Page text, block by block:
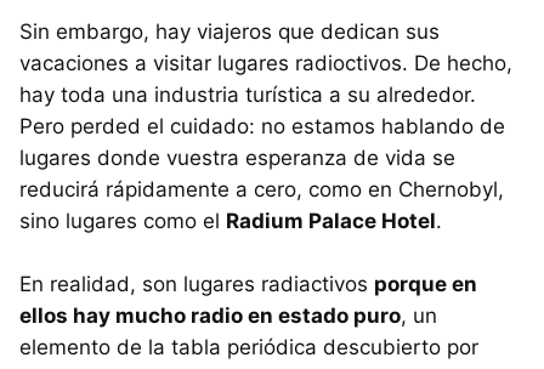
Sin embargo, hay viajeros que dedican sus
vacaciones a visitar lugares radioctivos. De hecho,
hay toda una industria turística a su alrededor.
Pero perded el cuidado: no estamos hablando de
lugares donde vuestra esperanza de vida se
reducirá rápidamente a cero, como en Chernobyl,
sino lugares como el Radium Palace Hotel.
En realidad, son lugares radiactivos porque en
ellos hay mucho radio en estado puro, un
elemento de la tabla periódica descubierto por